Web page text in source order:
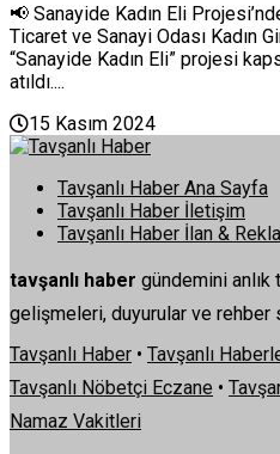
📢 Sanayide Kadın Eli
Ticaret ve Sanayi Odası Kadın
“Sanayide Kadın Eli” projesi
atıldı....
15 Kasım 2024
Tavşanlı Haber Ana Sayfa
Tavşanlı Haber İletişim
Tavşanlı Haber İlan &
tavşanlı haber gündemini
gelişmeleri, duyurular ve rehber
Tavşanlı Haber • Tavşanlı
Tavşanlı Nöbetçi Eczane •
Namaz Vakitleri